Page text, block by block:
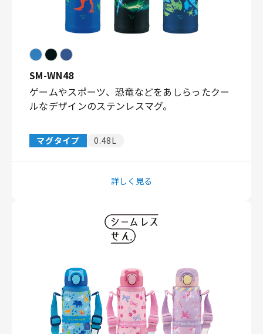
SM-WN48
ゲームやスポーツ、恐竜などをあしらったクー
ルなデザインのステンレスマグ。
マグタイプ 0.48L
詳しく見る